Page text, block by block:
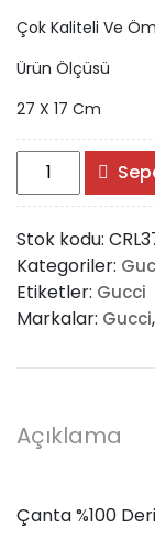
Çok Kaliteli Ve
Ürün Ölçüsü
27 X 17 Cm
Gucci
Dionysus
Leather
Shoulder
Troch
Bag
adet
Stok kodu:
Kategoriler:
Etiketler: Gucci
Markalar: Gucci,
Açıklama
Çanta %100